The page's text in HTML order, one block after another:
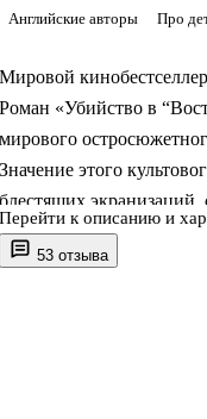
53 отзыва
Английские авторы Про
Мировой
Роман «Убийство в
мирового
Значение этого
блестящих
«Убийство в
Перейти к описанию и